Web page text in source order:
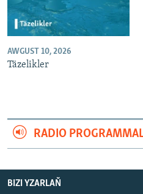
AWGUST 10, 2026
Täzelikler
RADIO
BIZI YZARLAŇ